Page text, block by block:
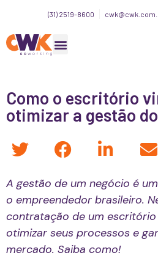
(31) 2519-8600
Como o escritório
otimizar a gestão
A gestão de um negócio é
o empreendedor brasileiro.
contratação de um
otimizar seus processos e
mercado. Saiba como!